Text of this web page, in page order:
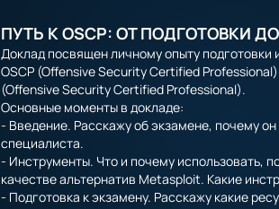
ПУТЬ К OSCP: ОТ ПОДГОТОВКИ
Доклад посвящен личному опыту
OSCP (Offensive Security Certified
(Offensive Security Certified Professional).
Основные моменты в докладе:
- Введение. Расскажу об экзамене, почему
специалиста.
- Инструменты. Что и почему использовать,
качестве альтернатив Metasploit. Какие
- Подготовка к экзамену. Расскажу какие